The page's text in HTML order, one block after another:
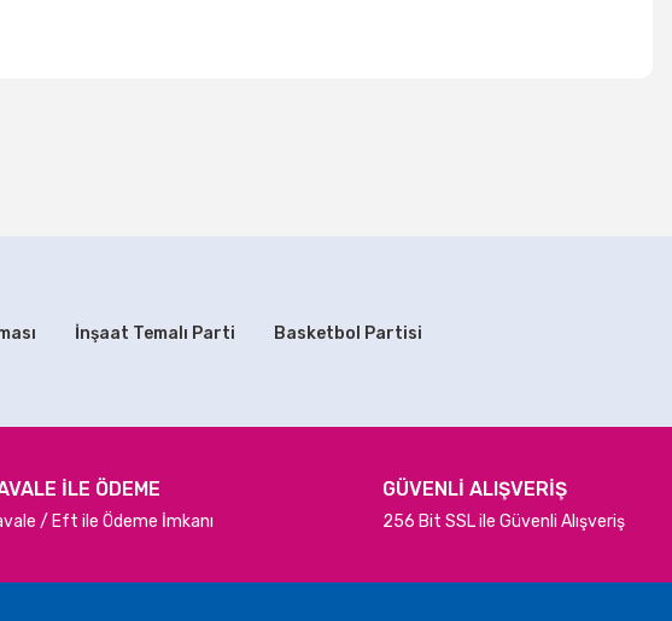
Gold Metalik Rafya
200,00 TL
İnşaat Temalı Parti
Basketbol Partisi
İLE ÖDEME
/ Eft ile Ödeme İmkanı
GÜVENLİ ALIŞVERİŞ
256 Bit SSL ile Güvenli Alışveriş